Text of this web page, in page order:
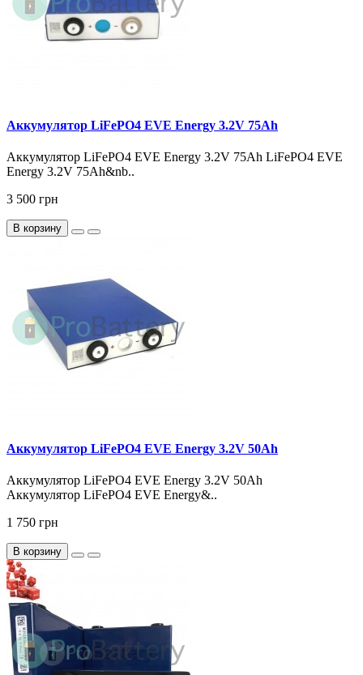
Аккумулятор LiFePO4 EVE Energy 3.2V 75Ah
Аккумулятор LiFePO4 EVE Energy 3.2V 75Ah LiFePO4 EVE
Energy 3.2V 75Ah&nb..
3 500 грн
В корзину
Аккумулятор LiFePO4 EVE Energy 3.2V 50Ah
Аккумулятор LiFePO4 EVE Energy 3.2V 50Ah
Аккумулятор LiFePO4 EVE Energy&..
1 750 грн
В корзину